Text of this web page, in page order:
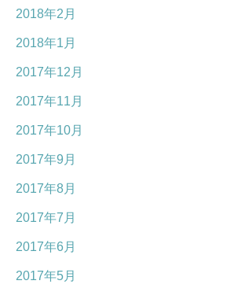
2018年2月
2018年1月
2017年12月
2017年11月
2017年10月
2017年9月
2017年8月
2017年7月
2017年6月
2017年5月